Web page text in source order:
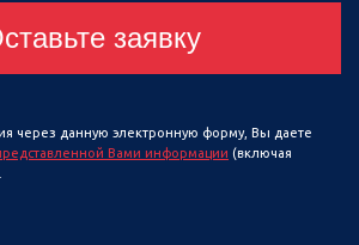
заявку
через данную электронную форму, Вы даете
Вами информации (включая